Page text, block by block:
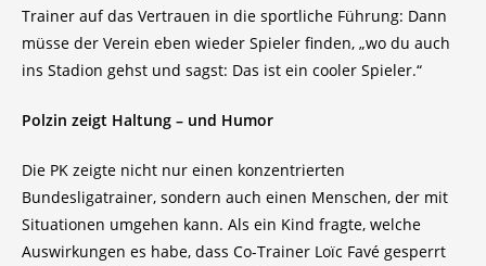
Trainer auf das Vertrauen in die sportliche Führung: Dann
müsse der Verein eben wieder Spieler finden, „wo du auch
ins Stadion gehst und sagst: Das ist ein cooler Spieler.“
Polzin zeigt Haltung – und Humor
Die PK zeigte nicht nur einen konzentrierten
Bundesligatrainer, sondern auch einen Menschen, der mit
Situationen umgehen kann. Als ein Kind fragte, welche
Auswirkungen es habe, dass Co-Trainer Loïc Favé gesperrt